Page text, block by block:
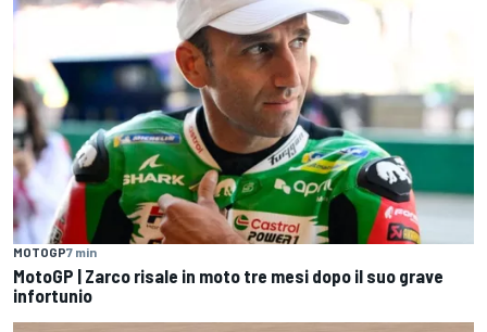
MOTOGP7 min
MotoGP | Zarco risale in moto tre mesi dopo il suo grave
infortunio